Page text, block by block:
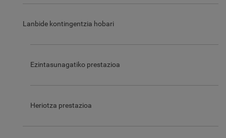
Lanbide kontingentzia hobari
Ezintasunagatiko prestazioa
Heriotza prestazioa